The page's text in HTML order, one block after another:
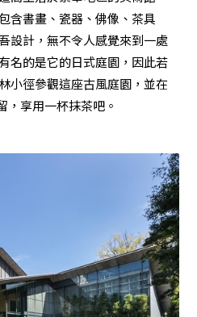
含書畫、瓷器、佛像、茶具
設計，無不令人感覺來到一處
名的是它的日式庭園，因此若
小徑參觀這座古風庭園，並在
，享用一杯抹茶吧。